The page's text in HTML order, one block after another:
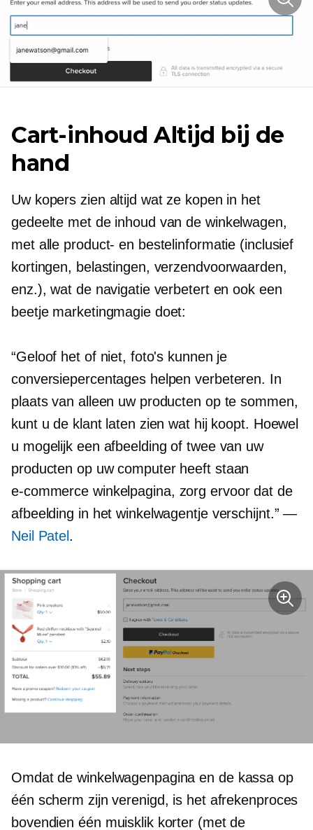
Сart-inhoud Altijd bij de
hand
Uw kopers zien altijd wat ze kopen in het
gedeelte met de inhoud van de winkelwagen,
met alle product- en bestelinformatie (inclusief
kortingen, belastingen, verzendvoorwaarden,
enz.), wat de navigatie verbetert en ook een
beetje marketingmagie doet:
“Geloof het of niet, foto's kunnen je
conversiepercentages helpen verbeteren. In
plaats van alleen uw producten op te sommen,
kunt u de klant laten zien wat hij koopt. Hoewel
u mogelijk een afbeelding of twee van uw
producten op uw computer heeft staan
e-commerce winkelpagina, zorg ervoor dat de
afbeelding in het winkelwagentje verschijnt.” —
Neil Patel .
Omdat de winkelwagenpagina en de kassa op
één scherm zijn verenigd, is het afrekenproces
bovendien één muisklik korter (met de